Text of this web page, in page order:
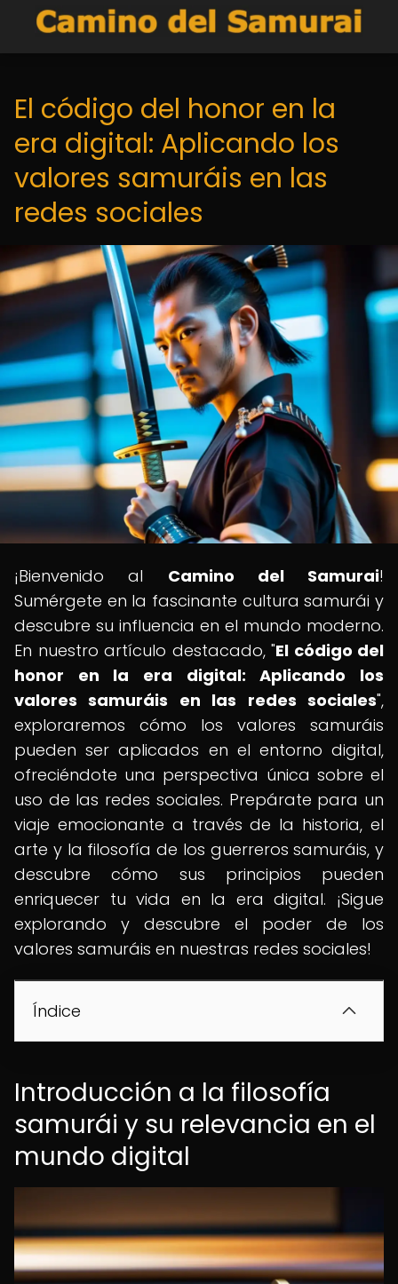
El código del honor en la
era digital: Aplicando los
valores samuráis en las
redes sociales
¡Bienvenido al Camino del Samurai!
Sumérgete en la fascinante cultura samurái y
descubre su influencia en el mundo moderno.
En nuestro artículo destacado, "El código del
honor en la era digital: Aplicando los
valores samuráis en las redes sociales",
exploraremos cómo los valores samuráis
pueden ser aplicados en el entorno digital,
ofreciéndote una perspectiva única sobre el
uso de las redes sociales. Prepárate para un
viaje emocionante a través de la historia, el
arte y la filosofía de los guerreros samuráis, y
descubre cómo sus principios pueden
enriquecer tu vida en la era digital. ¡Sigue
explorando y descubre el poder de los
valores samuráis en nuestras redes sociales!
Índice
Introducción a la filosofía
samurái y su relevancia en el
mundo digital